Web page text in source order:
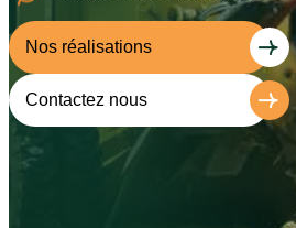
Nos réalisations
Contactez nous